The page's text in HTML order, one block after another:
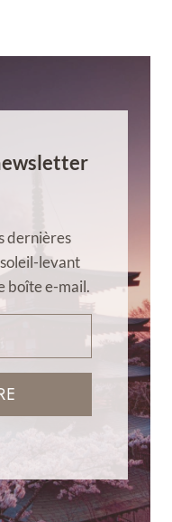
dernières
levant
boîte e-mail.